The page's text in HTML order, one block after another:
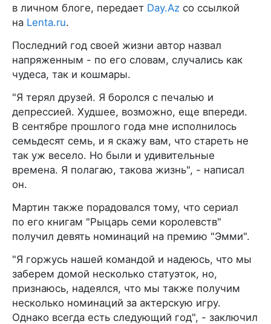
в личном блоге, передает Day.Az со ссылкой
на Lenta.ru.
Последний год своей жизни автор назвал
напряженным - по его словам, случались как
чудеса, так и кошмары.
"Я терял друзей. Я боролся с печалью и
депрессией. Худшее, возможно, еще впереди.
В сентябре прошлого года мне исполнилось
семьдесят семь, и я скажу вам, что стареть не
так уж весело. Но были и удивительные
времена. Я полагаю, такова жизнь", - написал
он.
Мартин также порадовался тому, что сериал
по его книгам "Рыцарь семи королевств"
получил девять номинаций на премию "Эмми".
"Я горжусь нашей командой и надеюсь, что мы
заберем домой несколько статуэток, но,
признаюсь, надеялся, что мы также получим
несколько номинаций за актерскую игру.
Однако всегда есть следующий год", - заключил